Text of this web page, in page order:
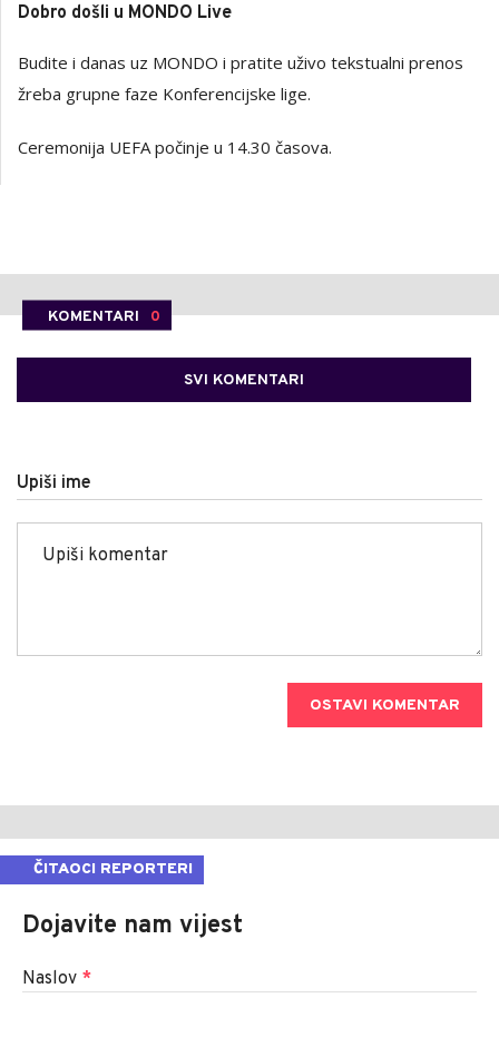
Dobro došli u MONDO Live
Budite i danas uz MONDO i pratite uživo tekstualni prenos
žreba grupne faze Konferencijske lige.
Ceremonija UEFA počinje u 14.30 časova.
KOMENTARI 0
SVI KOMENTARI
Upiši ime
OSTAVI KOMENTAR
ČITAOCI REPORTERI
Dojavite nam vijest
Naslov *